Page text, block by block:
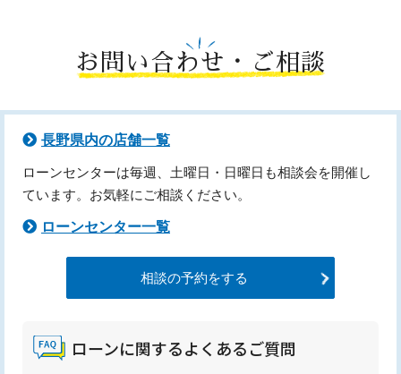
お問い合わせ・ご相談
長野県内の店舗一覧
ローンセンターは毎週、土曜日・日曜日も相談会を開催し
ています。お気軽にご相談ください。
ローンセンター一覧
相談の予約をする
ローンに関するよくあるご質問